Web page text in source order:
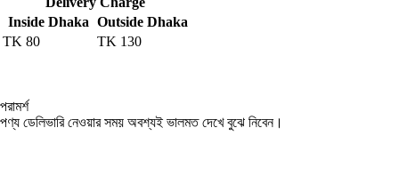
Inside Dhaka Outside Dhaka
TK 80 TK 130
পরামর্শ
পণ্য ডেলিভারি নেওয়ার সময় অবশ্যই ভালমত দেখে বুঝে নিবেন।